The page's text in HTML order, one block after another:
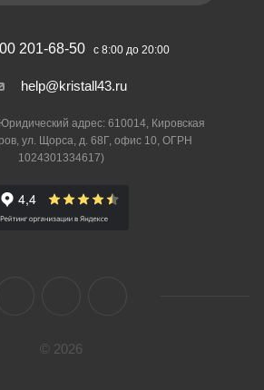
201-68-50 с 8:00 до 20:00
help@kristall43.ru
адрес: 610014, Кировская
ул. Щорса, д. 68Г, офис 10, ОГРН
1024301334617)
© 2026